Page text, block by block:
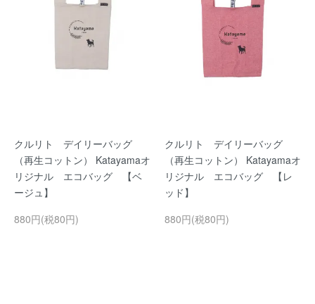
クルリト デイリーバッグ
（再生コットン） Katayamaオ
リジナル エコバッグ 【ベ
ージュ】
880円(税80円)
クルリト デイリーバッグ
（再生コットン） Katayamaオ
リジナル エコバッグ 【レ
ッド】
880円(税80円)